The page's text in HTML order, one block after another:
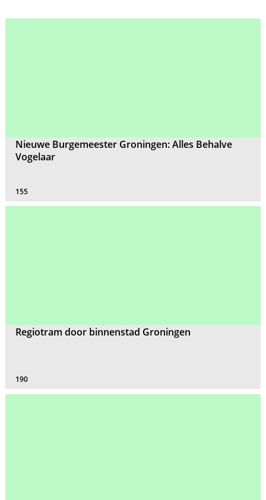
Nieuwe Burgemeester Groningen: Alles Behalve
Vogelaar
155
Regiotram door binnenstad Groningen
190